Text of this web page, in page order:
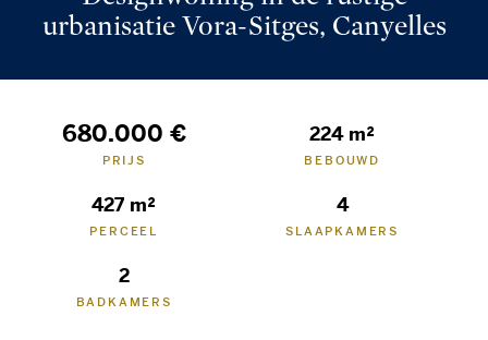
urbanisatie Vora-Sitges, Canyelles
680.000 €
PRIJS
224 m²
BEBOUWD
427 m²
PERCEEL
4
SLAAPKAMERS
2
BADKAMERS